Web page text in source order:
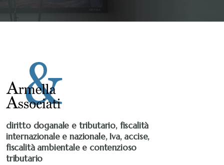
Stampa 2021
Stampa 2022
Stampa 2023
diritto doganale e tributario, fiscalità
internazionale e nazionale, Iva, accise,
fiscalità ambientale e contenzioso
tributario